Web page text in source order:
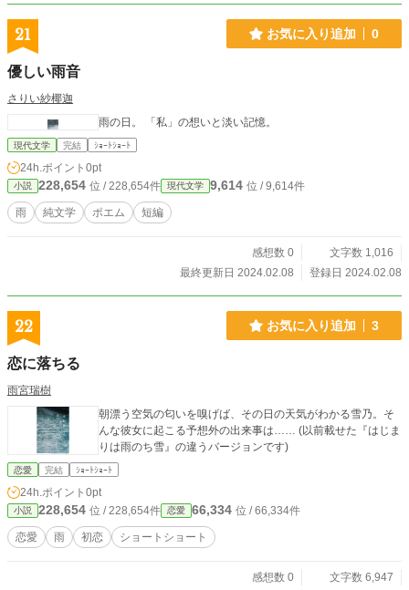
21 お気に入り追加 0
優しい雨音
さりい紗椰迦
雨の日。 「私」の想いと淡い記憶。
現代文学 完結 ｼｮｰﾄｼｮｰﾄ
24h.ポイント 0pt
小説 228,654 位 / 228,654件 現代文学 9,614 位 / 9,614件
雨 純文学 ポエム 短編
感想数 0
文字数 1,016
最終更新日 2024.02.08
登録日 2024.02.08
22 お気に入り追加 3
恋に落ちる
雨宮瑞樹
朝漂う空気の匂いを嗅げば、その日の天気がわかる雪乃。そ
んな彼女に起こる予想外の出来事は…… (以前載せた『はじま
りは雨のち雪』の違うバージョンです)
恋愛 完結 ｼｮｰﾄｼｮｰﾄ
24h.ポイント 0pt
小説 228,654 位 / 228,654件 恋愛 66,334 位 / 66,334件
恋愛 雨 初恋 ショートショート
感想数 0
文字数 6,947